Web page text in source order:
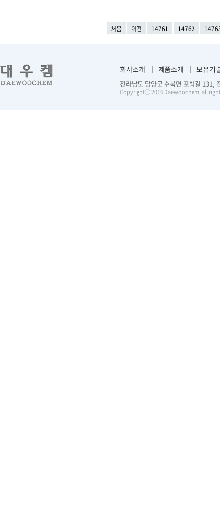
처음 이전 14761 14762
회사소개 제품소개 보유기
전라남도 담양군 수북면 포백길
Copyrightⓒ 2016 Daewoochem. all